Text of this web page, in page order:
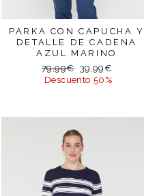
PARKA CON CAPUCHA Y
DETALLE DE CADENA
AZUL MARINO
Precio
habitual
79,99€ Precio
de
39,99€
Descuento 50%